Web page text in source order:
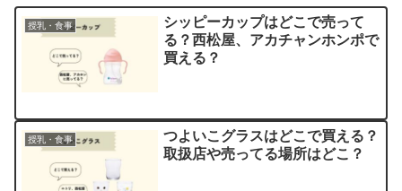
授乳・食事
シッピーカップはどこで売って
る？西松屋、アカチャンホンポで
買える？
授乳・食事
つよいこグラスはどこで買える？
取扱店や売ってる場所はどこ？